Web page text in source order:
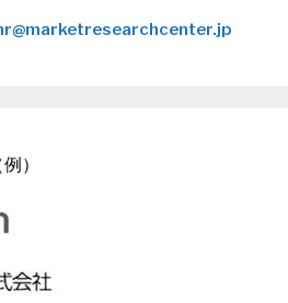
）